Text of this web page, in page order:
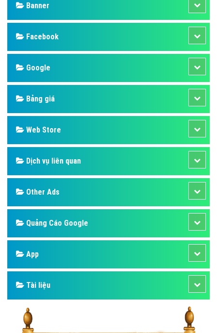
Banner
Facebook
Google
Bảng giá
Web Store
Dịch vụ liên quan
Other Ads
Quảng Cáo Google
App
Tài liệu